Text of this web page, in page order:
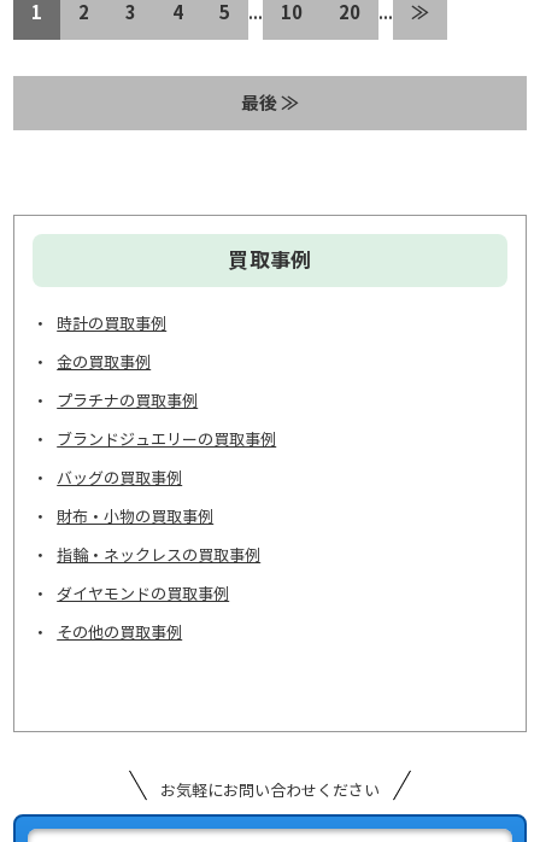
1 2 3 4 5 ... 10 20 ... ≫
最後 ≫
買取事例
時計の買取事例
金の買取事例
プラチナの買取事例
ブランドジュエリーの買取事例
バッグの買取事例
財布・小物の買取事例
指輪・ネックレスの買取事例
ダイヤモンドの買取事例
その他の買取事例
お気軽にお問い合わせください